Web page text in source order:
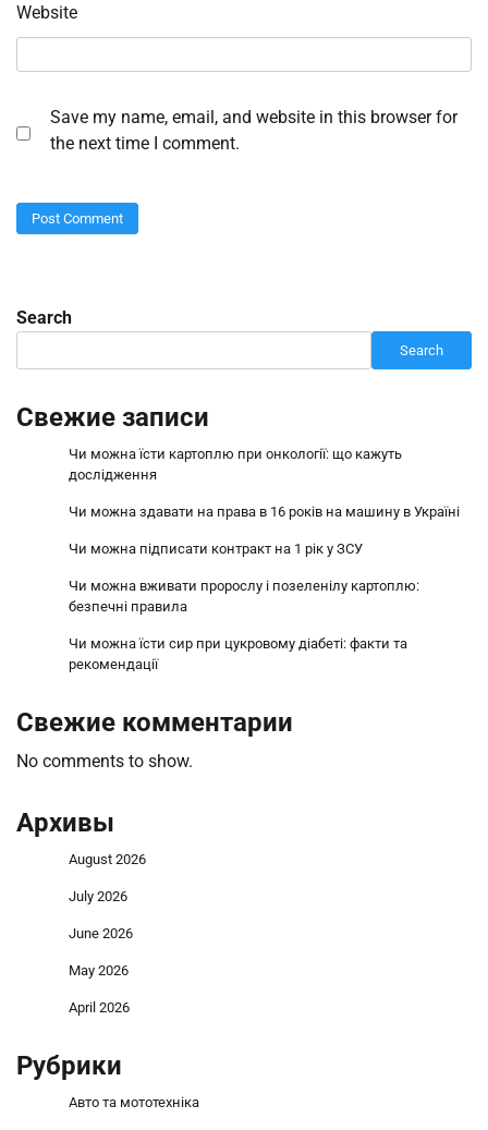
Website
Save my name, email, and website in this browser for
the next time I comment.
Search
Search
Свежие записи
Чи можна їсти картоплю при онкології: що кажуть
дослідження
Чи можна здавати на права в 16 років на машину в Україні
Чи можна підписати контракт на 1 рік у ЗСУ
Чи можна вживати пророслу і позеленілу картоплю:
безпечні правила
Чи можна їсти сир при цукровому діабеті: факти та
рекомендації
Свежие комментарии
No comments to show.
Архивы
August 2026
July 2026
June 2026
May 2026
April 2026
Рубрики
Авто та мототехніка